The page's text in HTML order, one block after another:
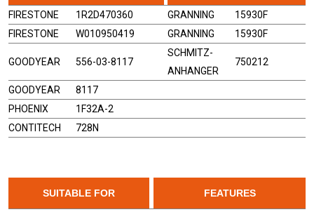
FIRESTONE 1R2D470360 GRANNING
15930F
FIRESTONE
W010950419 GRANNING 15930F
GOODYEAR 556-03-8117
SCHMITZ-
ANHANGER
750212
GOODYEAR
8117
PHOENIX
1F32A-2
CONTITECH
728N
SUITABLE FOR FEATURES